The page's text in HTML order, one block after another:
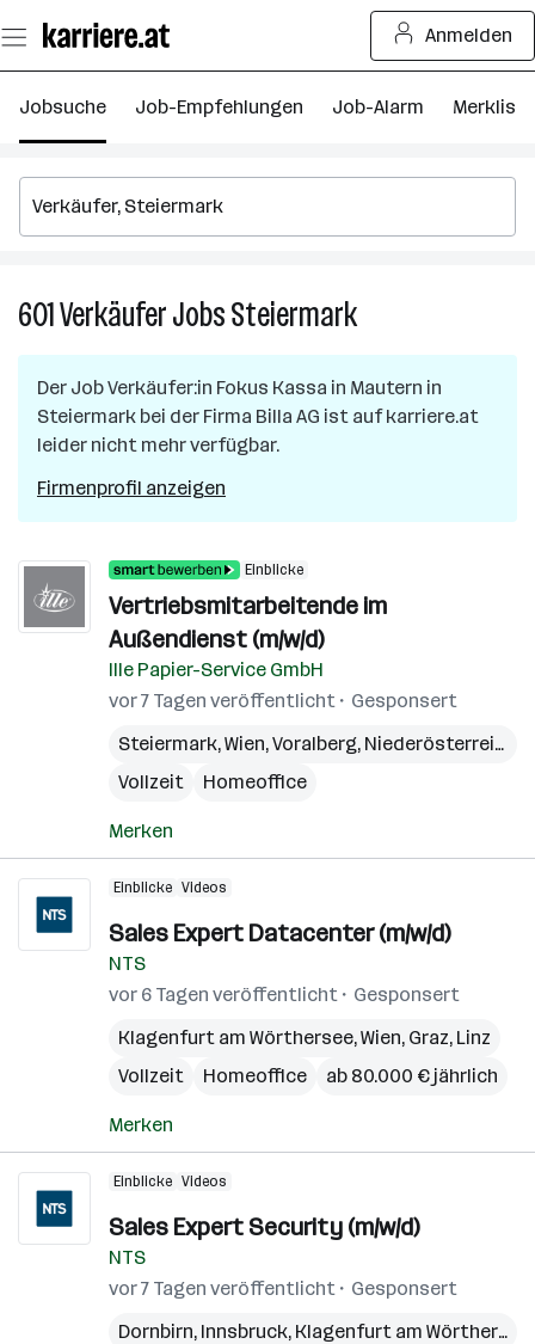
Seiteninhalt
springen
Anmelden
Jobsuche Job-Empfehlungen Job-Alarm Merkliste
601VerkäuferJobsSteiermark601
in
Steiermark
Der JobVerkäufer:in Fokus Kassa in Mautern in
Steiermark bei der Firma Billa AG ist auf karriere.at
leider nicht mehr verfügbar.
Firmenprofil anzeigen
Einblicke
Vertriebsmitarbeitende im
Außendienst (m/w/d)
Ille Papier-Service GmbH
vor 7 Tagen veröffentlicht
Gesponsert
Steiermark,Wien,Voralberg, Niederösterreich
Vollzeit
Homeoffice
Merken
Einblicke Videos
Sales Expert Datacenter (m/w/d)
NTS
vor 6 Tagen veröffentlicht
Gesponsert
Klagenfurt am Wörthersee,Wien, Graz, Linz
Vollzeit
Homeoffice ab 80.000 € jährlich
Merken
Einblicke Videos
Sales Expert Security (m/w/d)
NTS
vor 7 Tagen veröffentlicht
Gesponsert
Dornbirn, Innsbruck, Klagenfurt am Wörthersee